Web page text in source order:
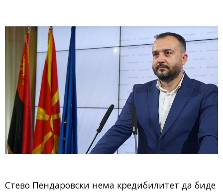
Стево Пендаровски нема кредибилитет да биде